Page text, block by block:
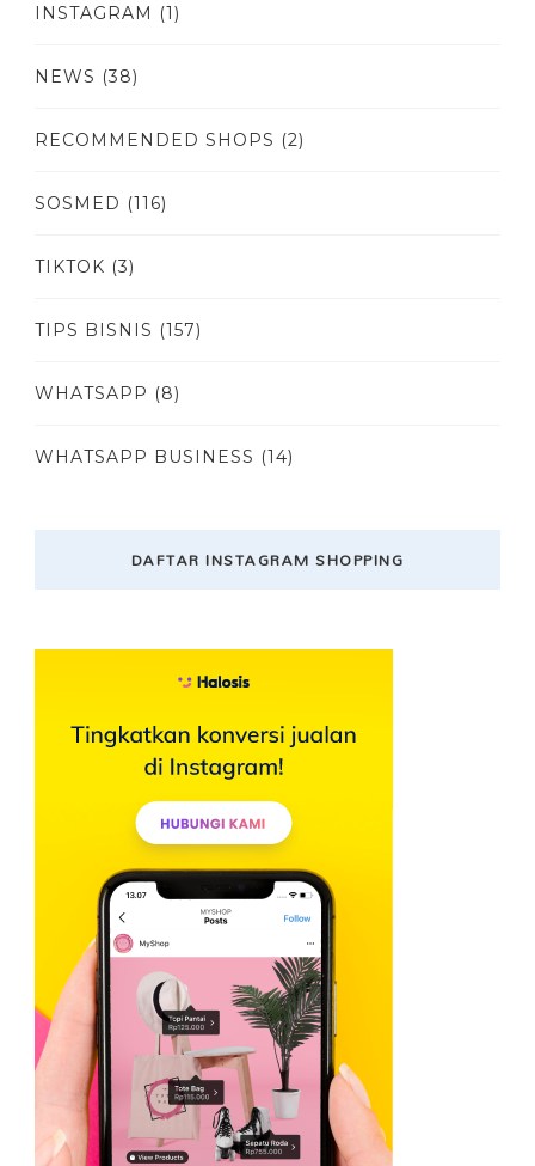
INSTAGRAM (1)
NEWS (38)
RECOMMENDED SHOPS (2)
SOSMED (116)
TIKTOK (3)
TIPS BISNIS (157)
WHATSAPP (8)
WHATSAPP BUSINESS (14)
DAFTAR INSTAGRAM SHOPPING